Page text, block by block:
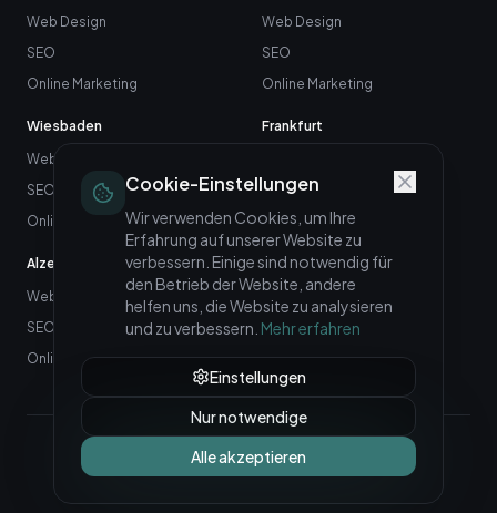
Web Design
SEO
Online Marketing
Web Design
SEO
Online Marketing
Wiesbaden
Web Design
SEO
Online Marketing
Frankfurt
SEO
Online Marketing
Alzey
Web Design
SEO
Online Marketing
Neuwied
Web Design
SEO
Online Marketing
©
LabXMarketing GmbH – Teil der LabXGruppe.
ImpressumDatenschutz
Cookie-Einstellungen
Wir verwenden Cookies, um Ihre
Erfahrung auf unserer Website zu
verbessern. Einige sind notwendig für
den Betrieb der Website, andere
helfen uns, die Website zu analysieren
und zu verbessern. Mehr erfahren
Einstellungen
Nur notwendige
Alle akzeptieren